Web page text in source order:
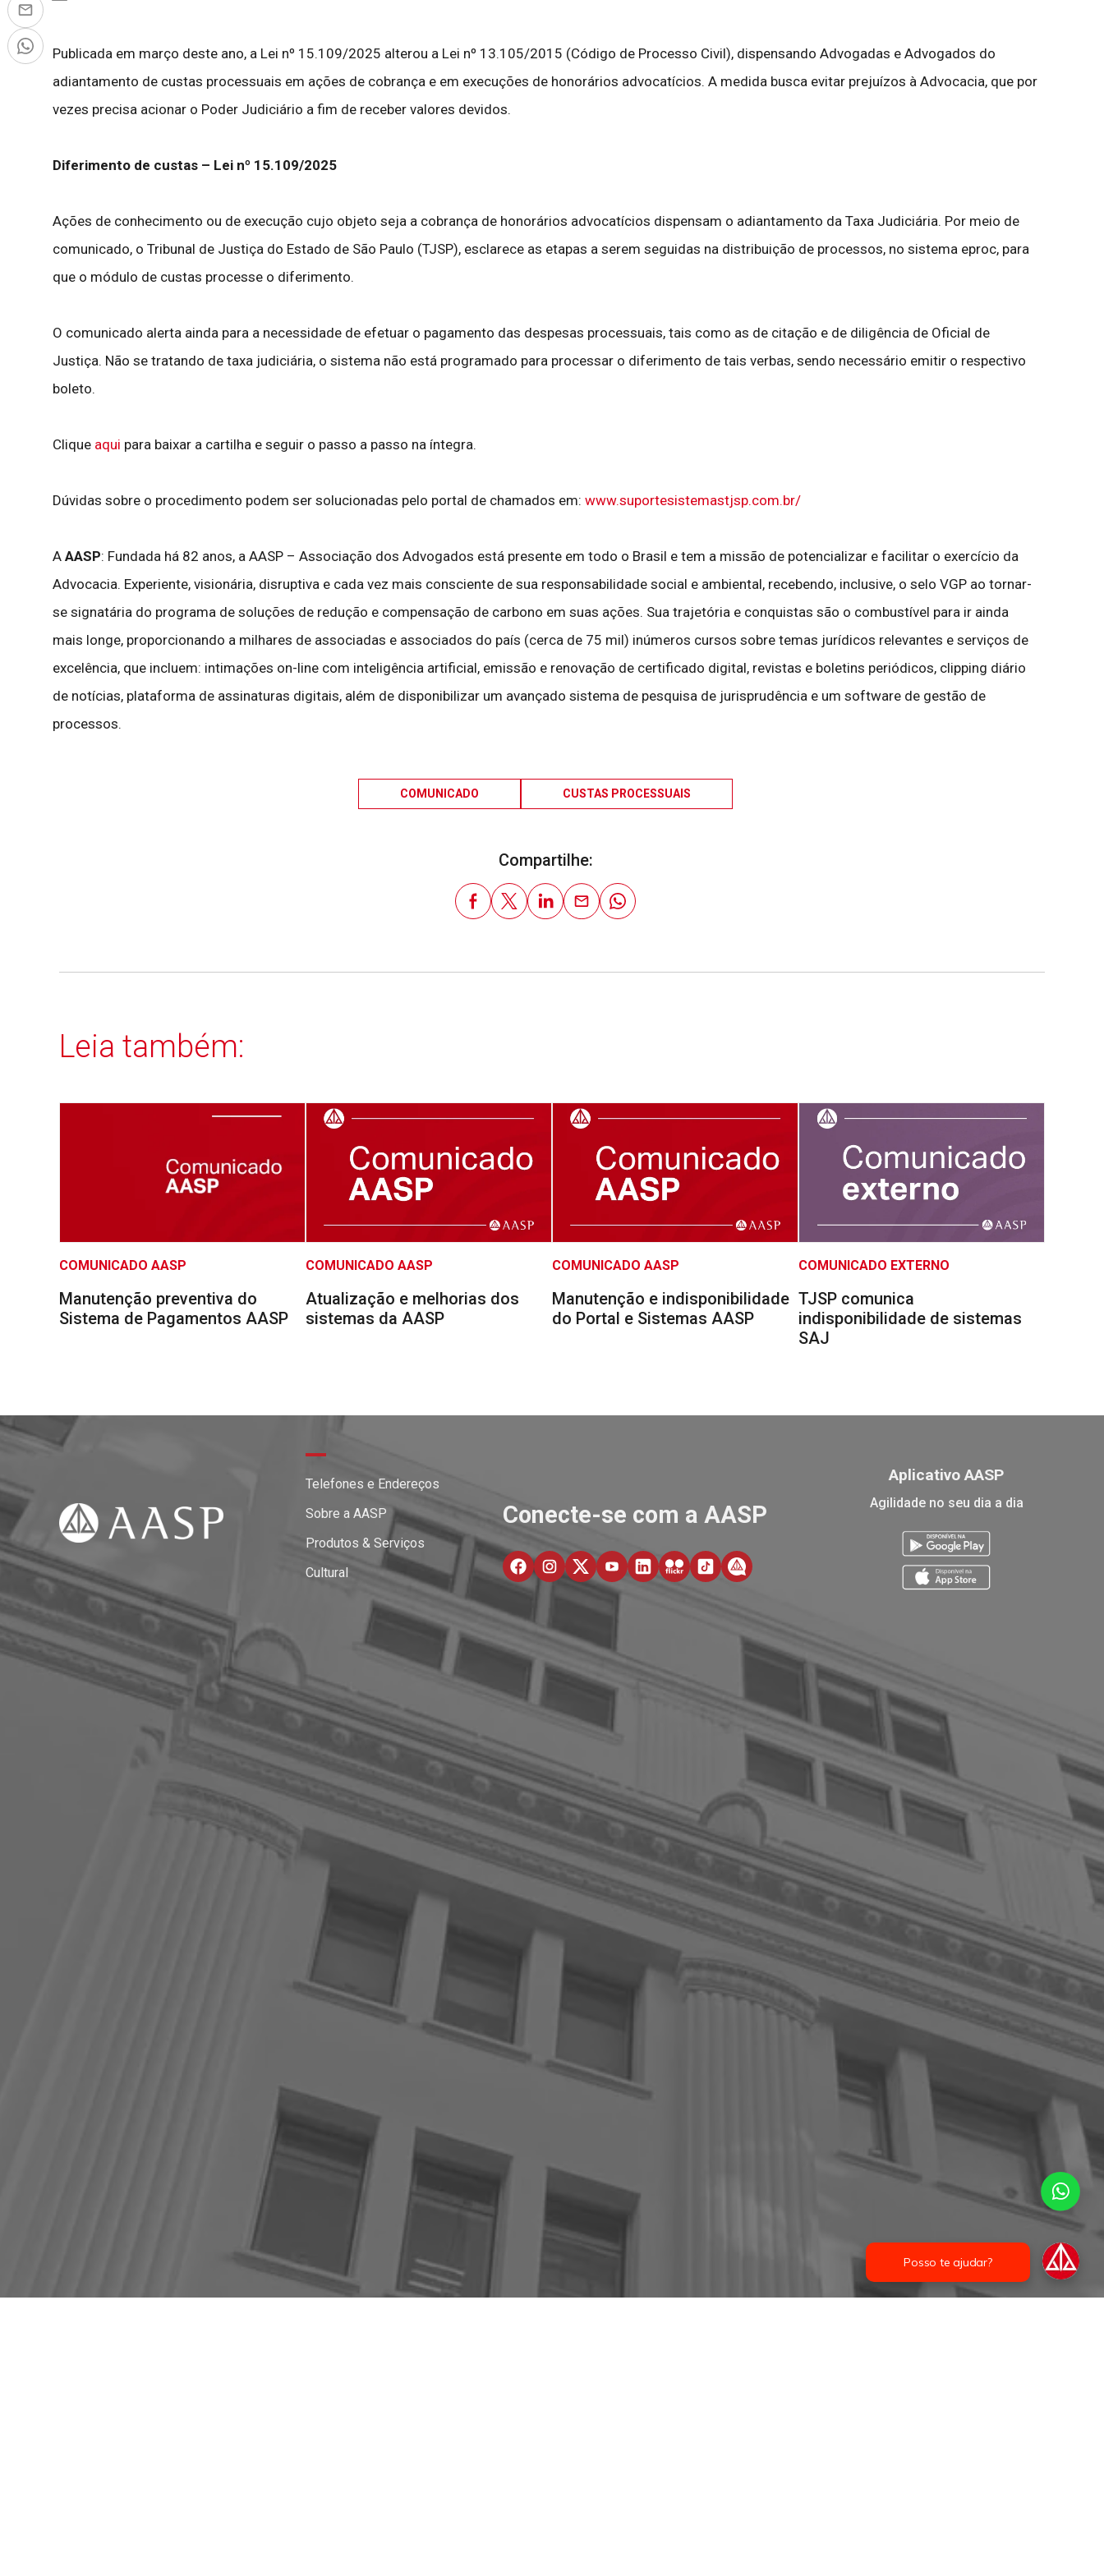
Publicada em março deste ano, a Lei nº 15.109/2025 alterou a Lei nº 13.105/2015 (Código de Processo Civil), dispensando Advogadas e Advogados do
adiantamento de custas processuais em ações de cobrança e em execuções de honorários advocatícios. A medida busca evitar prejuízos à Advocacia, que por
vezes precisa acionar o Poder Judiciário a fim de receber valores devidos.
Diferimento de custas – Lei nº 15.109/2025
Ações de conhecimento ou de execução cujo objeto seja a cobrança de honorários advocatícios dispensam o adiantamento da Taxa Judiciária. Por meio de
comunicado, o Tribunal de Justiça do Estado de São Paulo (TJSP), esclarece as etapas a serem seguidas na distribuição de processos, no sistema eproc, para
que o módulo de custas processe o diferimento.
O comunicado alerta ainda para a necessidade de efetuar o pagamento das despesas processuais, tais como as de citação e de diligência de Oficial de
Justiça. Não se tratando de taxa judiciária, o sistema não está programado para processar o diferimento de tais verbas, sendo necessário emitir o respectivo
boleto.
Clique aqui para baixar a cartilha e seguir o passo a passo na íntegra.
Dúvidas sobre o procedimento podem ser solucionadas pelo portal de chamados em: www.suportesistemastjsp.com.br/
A AASP: Fundada há 82 anos, a AASP – Associação dos Advogados está presente em todo o Brasil e tem a missão de potencializar e facilitar o exercício da
Advocacia. Experiente, visionária, disruptiva e cada vez mais consciente de sua responsabilidade social e ambiental, recebendo, inclusive, o selo VGP ao tornar-
se signatária do programa de soluções de redução e compensação de carbono em suas ações. Sua trajetória e conquistas são o combustível para ir ainda
mais longe, proporcionando a milhares de associadas e associados do país (cerca de 75 mil) inúmeros cursos sobre temas jurídicos relevantes e serviços de
excelência, que incluem: intimações on-line com inteligência artificial, emissão e renovação de certificado digital, revistas e boletins periódicos, clipping diário
de notícias, plataforma de assinaturas digitais, além de disponibilizar um avançado sistema de pesquisa de jurisprudência e um software de gestão de
processos.
COMUNICADO CUSTAS PROCESSUAIS
Compartilhe:
Leia também:
COMUNICADO AASP
Manutenção preventiva do
Sistema de Pagamentos AASP
COMUNICADO AASP
Atualização e melhorias dos
sistemas da AASP
COMUNICADO AASP
Manutenção e indisponibilidade
do Portal e Sistemas AASP
COMUNICADO EXTERNO
TJSP comunica
indisponibilidade de sistemas
SAJ
Telefones e Endereços
Sobre a AASP
Produtos & Serviços
Cultural
Conecte-se com a AASP
Aplicativo AASP
Agilidade no seu dia a dia